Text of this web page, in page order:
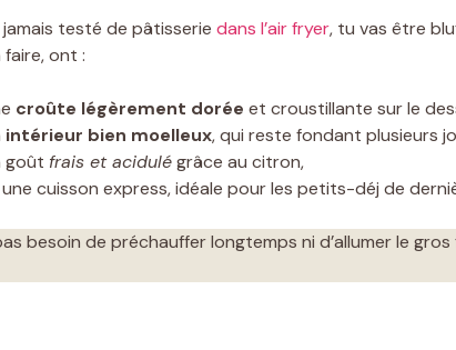
jamais testé de pâtisserie dans l’air fryer, tu vas être
faire, ont :
croûte légèrement dorée et croustillante sur le
intérieur bien moelleux, qui reste fondant plusieurs
goût frais et acidulégrâce au citron,
cuisson express, idéale pour les petits-déj de
besoin de préchauffer longtemps ni d’allumer le